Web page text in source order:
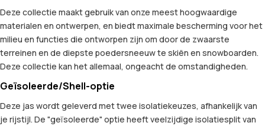
Deze collectie maakt gebruik van onze meest hoogwaardige
materialen en ontwerpen, en biedt maximale bescherming voor het
milieu en functies die ontworpen zijn om door de zwaarste
terreinen en de diepste poedersneeuw te skiën en snowboarden.
Deze collectie kan het allemaal, ongeacht de omstandigheden.
Geïsoleerde/Shell-optie
Deze jas wordt geleverd met twee isolatiekeuzes, afhankelijk van
je rijstijl. De "geïsoleerde" optie heeft veelzijdige isolatiesplit van